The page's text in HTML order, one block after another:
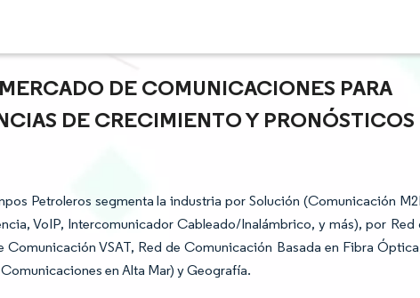
DE COMUNICACIONES PARA
DE CRECIMIENTO Y PRONÓSTICOS
Petroleros segmenta la industria por Solución (Comunicación
VoIP, Intercomunicador Cableado/Inalámbrico, y más), por Red
VSAT, Red de Comunicación Basada en Fibra
en Alta Mar) y Geografía.